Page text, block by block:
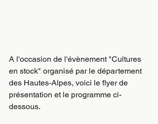
A l'occasion de l'évènement "Cultures
en stock" organisé par le département
des Hautes-Alpes, voici le flyer de
présentation et le programme ci-
dessous.